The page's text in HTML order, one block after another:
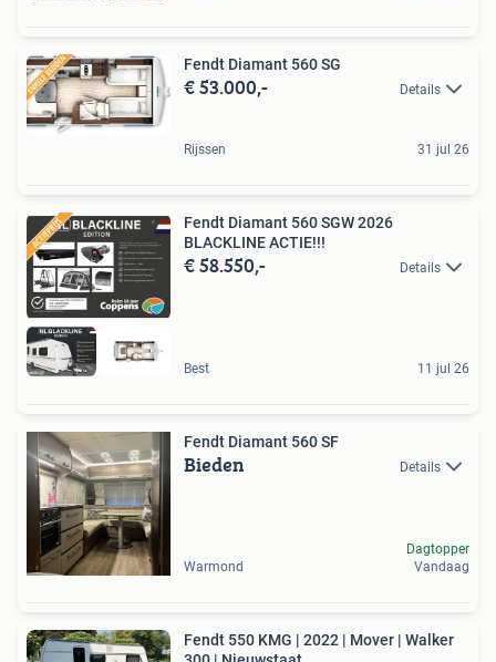
Fendt Diamant 560 SG
€ 53.000,- Details
Rijssen 31 jul 26
Fendt Diamant 560 SGW 2026
BLACKLINE ACTIE!!!
€ 58.550,- Details
Best 11 jul 26
Fendt Diamant 560 SF
Bieden Details
Warmond
Dagtopper
Vandaag
Fendt 550 KMG | 2022 | Mover | Walker